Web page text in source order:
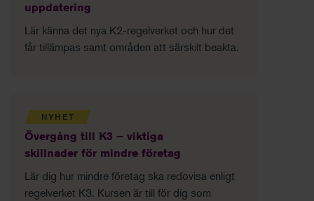
uppdatering
Lär känna det nya K2-regelverket och hur det
får tillämpas samt områden att särskilt beakta.
NYHET
Övergång till K3 – viktiga
skillnader för mindre företag
Lär dig hur mindre företag ska redovisa enligt
regelverket K3. Kursen är till för dig som